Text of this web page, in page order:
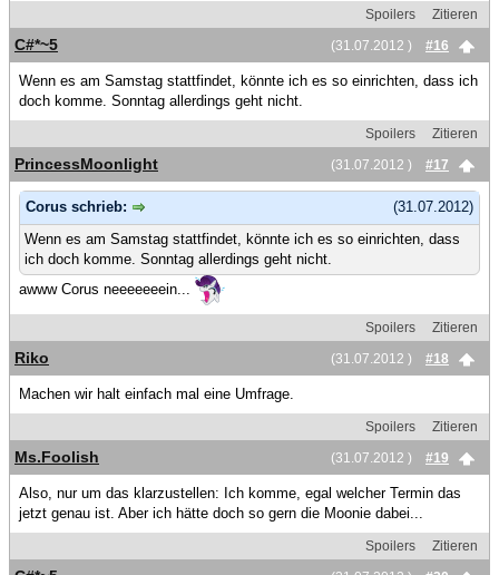
Spoilers
Zitieren
(31.07.2012 )
#16
C#*~5
Wenn es am Samstag stattfindet, könnte ich es so einrichten, dass ich
doch komme. Sonntag allerdings geht nicht.
Spoilers
Zitieren
(31.07.2012 )
#17
PrincessMoonlight
(31.07.2012)
Corus schrieb:
Wenn es am Samstag stattfindet, könnte ich es so einrichten, dass
ich doch komme. Sonntag allerdings geht nicht.
awww Corus neeeeeeein...
Spoilers
Zitieren
(31.07.2012 )
#18
Riko
Machen wir halt einfach mal eine Umfrage.
Spoilers
Zitieren
(31.07.2012 )
#19
Ms.Foolish
Also, nur um das klarzustellen: Ich komme, egal welcher Termin das
jetzt genau ist. Aber ich hätte doch so gern die Moonie dabei...
Spoilers
Zitieren